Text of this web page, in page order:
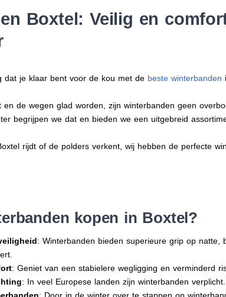
Boxtel: Veilig en
dat je klaar bent voor de kou met de beste winterbanden
de wegen glad worden, zijn winterbanden geen
begrijpen we dat en bieden we een uitgebreid
rijdt of de polders verkent, wij hebben de perfecte
kopen in Boxtel?
: Winterbanden bieden superieure grip op
: Geniet van een stabielere wegligging en verminderd
: In veel Europese landen zijn winterbanden